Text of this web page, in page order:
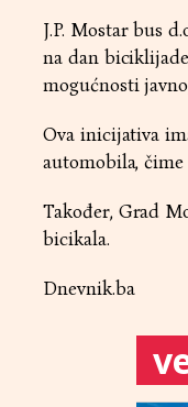
J.P. Mostar bus
na dan
mogućnosti
Ova inicijativa
automobila,
Također, Grad
bicikala.
Dnevnik.ba